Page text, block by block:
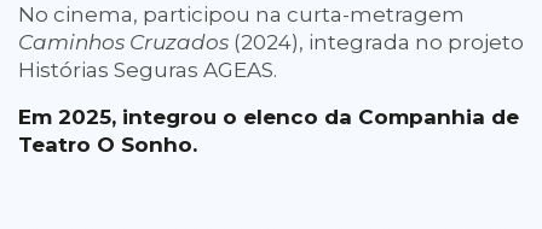
No cinema, participou na curta-metragem
Caminhos Cruzados (2024), integrada no projeto
Histórias Seguras AGEAS.
Em 2025, integrou o elenco da Companhia de
Teatro O Sonho.